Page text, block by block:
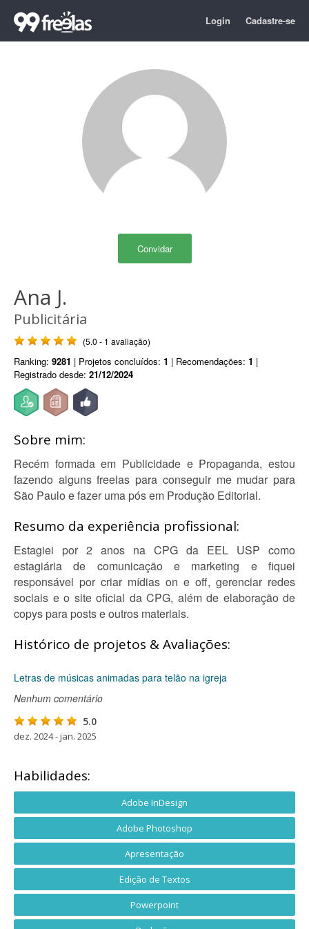
Login Cadastre-se
Convidar
Ana J.
Publicitária
(5.0 - 1 avaliação)
Ranking: 9281 | Projetos concluídos: 1 | Recomendações: 1 |
Registrado desde: 21/12/2024
Sobre mim:
Recém formada em Publicidade e Propaganda, estou
fazendo alguns freelas para conseguir me mudar para
São Paulo e fazer uma pós em Produção Editorial.
Resumo da experiência profissional:
Estagiei por 2 anos na CPG da EEL USP como
estagiária de comunicação e marketing e fiquei
responsável por criar mídias on e off, gerenciar redes
sociais e o site oficial da CPG, além de elaboração de
copys para posts e outros materiais.
Histórico de projetos & Avaliações:
Letras de músicas animadas para telão na igreja
Nenhum comentário
5.0
dez. 2024 - jan. 2025
Habilidades:
Adobe InDesign
Adobe Photoshop
Apresentação
Edição de Textos
Powerpoint